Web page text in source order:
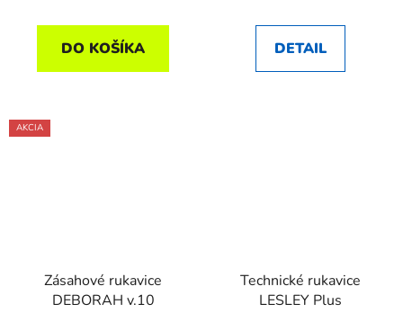
DO KOŠÍKA DETAIL
AKCIA
Zásahové rukavice
DEBORAH v.10
Technické rukavice
LESLEY Plus